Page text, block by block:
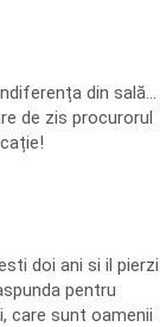
din sală…
de zis procurorul
doi ani si il pierzi
pentru
care sunt oamenii